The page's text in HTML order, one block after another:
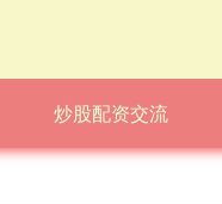
炒股配资交流